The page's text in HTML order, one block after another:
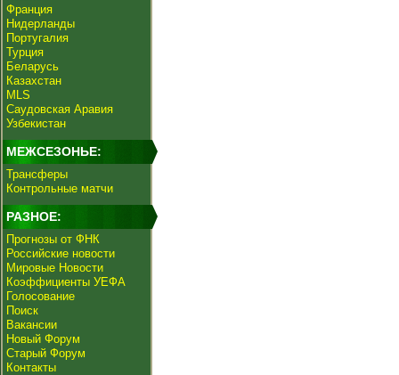
Франция
Нидерланды
Португалия
Турция
Беларусь
Казахстан
MLS
Саудовская Аравия
Узбекистан
МЕЖСЕЗОНЬЕ:
Трансферы
Контрольные матчи
РАЗНОЕ:
Прогнозы от ФНК
Российские новости
Мировые Новости
Коэффициенты УЕФА
Голосование
Поиск
Вакансии
Новый Форум
Старый Форум
Контакты